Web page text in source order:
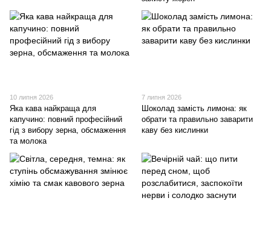
10 липня 2026
Яка кава найкраща для
капучино: повний професійний
гід з вибору зерна, обсмаження
та молока
7 липня 2026
Шоколад замість лимона: як
обрати та правильно заварити
каву без кислинки